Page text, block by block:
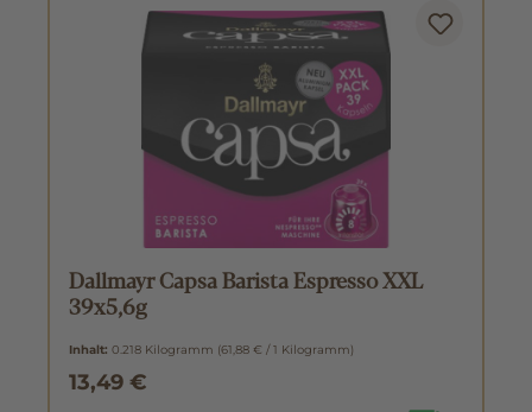
Dallmayr Capsa Barista Espresso XXL
39x5,6g
Inhalt: 0.218 Kilogramm (61,88 € / 1 Kilogramm)
13,49 €